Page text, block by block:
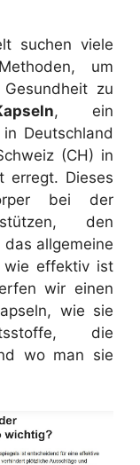
suchen viele
um
zu
, ein
Deutschland
(CH) in
erregt. Dieses
bei der
den
allgemeine
wie effektiv ist
wir einen
wie sie
die
wo man sie